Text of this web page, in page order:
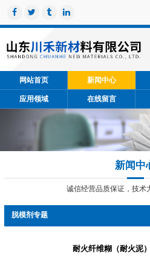
网站首页 新闻中心
应用领域 在线留言
新闻中
诚信经营品质保证，技术
脱模剂专题
耐火纤维糊（耐火泥